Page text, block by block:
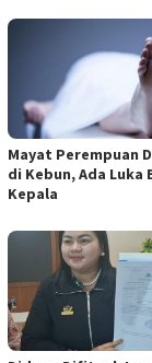
Mayat Perempuan
di Kebun, Ada Luka
Kepala